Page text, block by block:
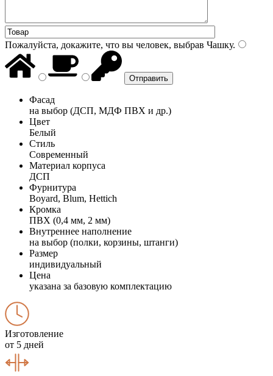
Пожалуйста, докажите, что вы человек, выбрав Чашку.
Фасад
на выбор (ДСП, МДФ ПВХ и др.)
Цвет
Белый
Стиль
Современный
Материал корпуса
ДСП
Фурнитура
Boyard, Blum, Hettich
Кромка
ПВХ (0,4 мм, 2 мм)
Внутреннее наполнение
на выбор (полки, корзины, штанги)
Размер
индивидуальный
Цена
указана за базовую комплектацию
Изготовление
от 5 дней